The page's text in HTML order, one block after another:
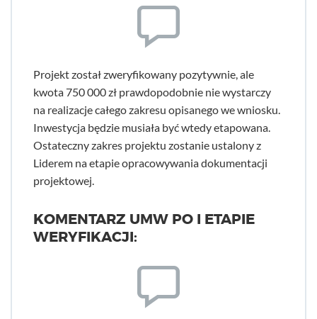
Projekt został zweryfikowany pozytywnie, ale
kwota 750 000 zł prawdopodobnie nie wystarczy
na realizacje całego zakresu opisanego we wniosku.
Inwestycja będzie musiała być wtedy etapowana.
Ostateczny zakres projektu zostanie ustalony z
Liderem na etapie opracowywania dokumentacji
projektowej.
KOMENTARZ UMW PO I ETAPIE
WERYFIKACJI: